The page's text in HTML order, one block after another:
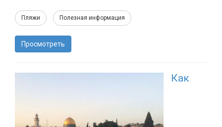
Пляжи Полезная информация
Просмотреть
Как